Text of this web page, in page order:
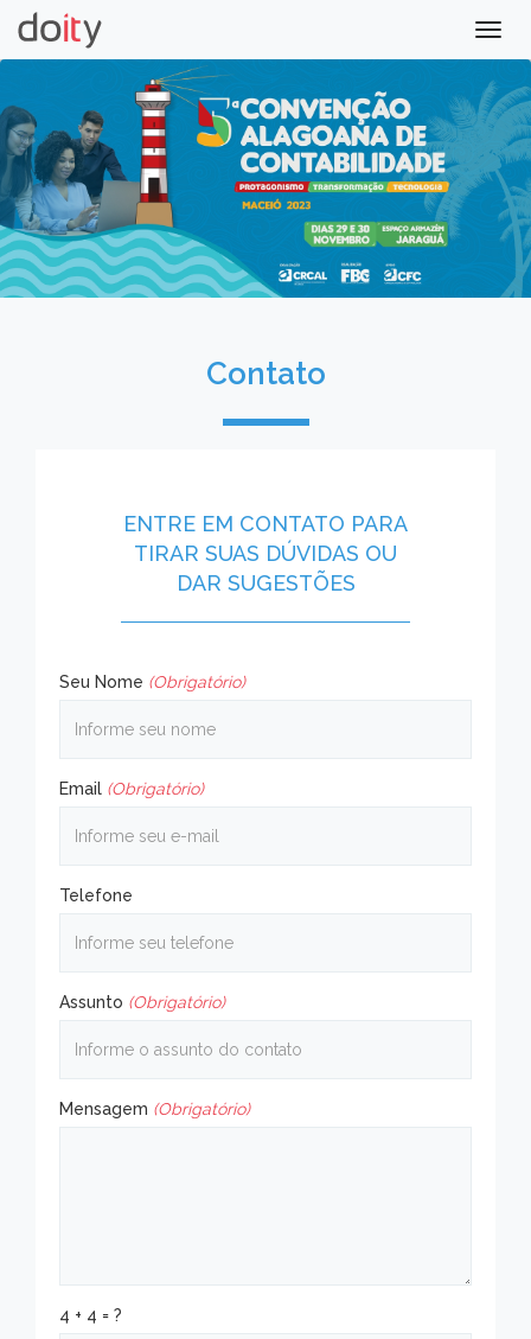
Contato
ENTRE EM CONTATO PARA
TIRAR SUAS DÚVIDAS OU
DAR SUGESTÕES
Seu Nome (Obrigatório)
Email (Obrigatório)
Telefone
Assunto (Obrigatório)
Mensagem (Obrigatório)
4 + 4 = ?